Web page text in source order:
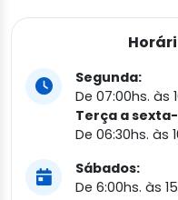
Segunda:
De 07:00hs. às
Terça a
De 06:30hs. às
Sábados:
De 6:00hs. às